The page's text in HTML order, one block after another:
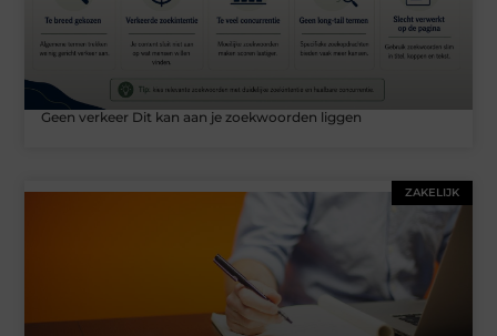
Geen verkeer Dit kan aan je zoekwoorden liggen
ZAKELIJK